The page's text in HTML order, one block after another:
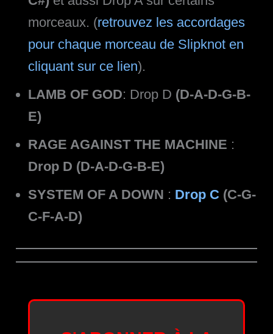
morceaux. (retrouvez les accordages
pour chaque morceau de Slipknot en
cliquant sur ce lien).
LAMB OF GOD: Drop D (D-A-D-G-B-
E)
RAGE AGAINST THE MACHINE :
Drop D (D-A-D-G-B-E)
SYSTEM OF A DOWN : Drop C (C-G-
C-F-A-D)